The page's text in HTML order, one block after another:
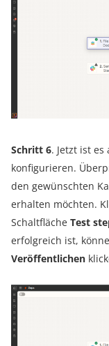
Schritt 6. Jetzt ist
konfigurieren.
den gewünschten
erhalten möchten.
Schaltfläche Test
erfolgreich ist,
Veröffentlichen